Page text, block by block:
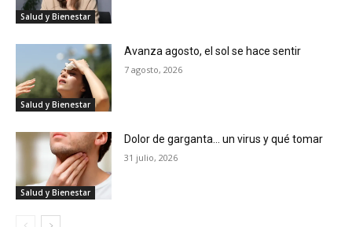
Salud y Bienestar
Salud y Bienestar
Avanza agosto, el sol se hace sentir
7 agosto, 2026
Salud y Bienestar
Dolor de garganta… un virus y qué tomar
31 julio, 2026